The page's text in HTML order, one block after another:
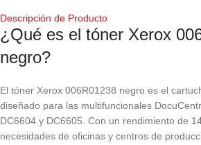
Descripción de Producto
¿Qué es el tóner Xerox
negro?
El tóner Xerox 006R01238 negro es el
diseñado para las multifuncionales
DC6604 y DC6605. Con un rendimiento de
necesidades de oficinas y centros de